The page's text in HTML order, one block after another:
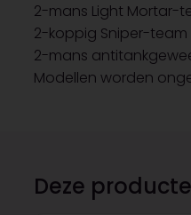
2-mans Light Mortar-
2-koppig Sniper-team
2-mans
Modellen worden
Deze